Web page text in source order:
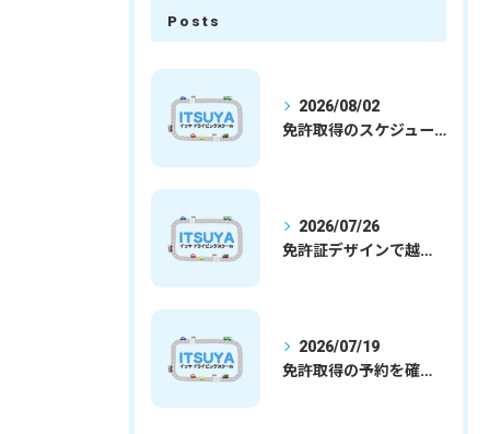
Posts
2026/08/02
免許取得のスケジュールを徹底解説学生社会人の通学合宿別プランで最短取得のコツ
2026/07/26
免許証デザインで越谷市愛を表現する埼玉県さいたま市越谷市の免許取得完全ガイド
2026/07/19
免許取得の予約を確実に取るための最新ガイドと一発試験合格の実践法